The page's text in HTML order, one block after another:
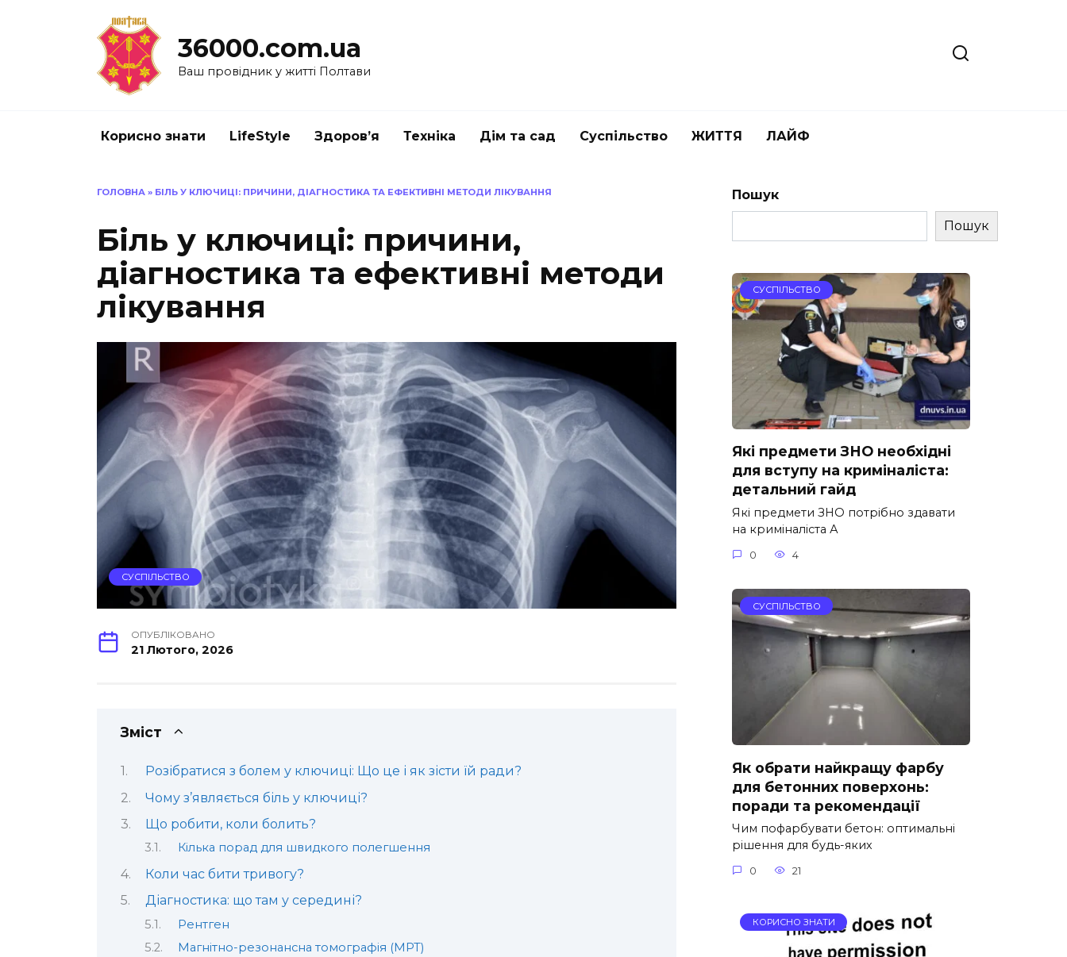
36000.com.ua
Ваш провідник у житті Полтави
Корисно знати LifeStyle Здоров’я Техніка Дім та сад Суспільство ЖИТТЯ ЛАЙФ
ГОЛОВНА » БІЛЬ У КЛЮЧИЦІ: ПРИЧИНИ, ДІАГНОСТИКА ТА ЕФЕКТИВНІ МЕТОДИ ЛІКУВАННЯ
Біль у ключиці: причини,
діагностика та ефективні методи
лікування
СУСПІЛЬСТВО
ОПУБЛІКОВАНО
21 Лютого, 2026
Зміст
Розібратися з болем у ключиці: Що це і як зісти їй ради?
Чому з’являється біль у ключиці?
Що робити, коли болить?
Кілька порад для швидкого полегшення
Коли час бити тривогу?
Діагностика: що там у середині?
Рентген
Магнітно-резонансна томографія (МРТ)
Пошук
Пошук
СУСПІЛЬСТВО
Які предмети ЗНО необхідні
для вступу на криміналіста:
детальний гайд
Які предмети ЗНО потрібно здавати
на криміналіста А
0 4
СУСПІЛЬСТВО
Як обрати найкращу фарбу
для бетонних поверхонь:
поради та рекомендації
Чим пофарбувати бетон: оптимальні
рішення для будь-яких
0 21
КОРИСНО ЗНАТИ